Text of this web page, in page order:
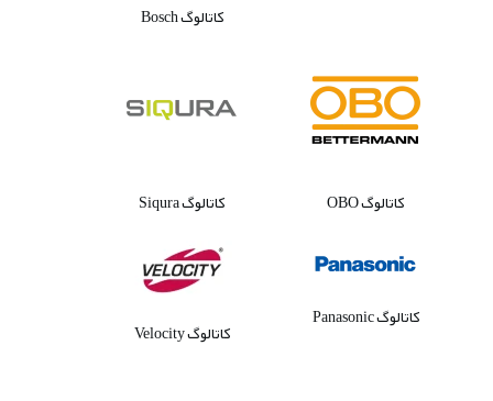
کاتالوگ Bosch
کاتالوگ OBO کاتالوگ Siqura
کاتالوگ Panasonic
کاتالوگ Velocity